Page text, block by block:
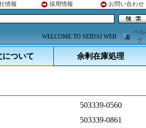
情報 採用情報 お問い合わせ
WELCOME TO SEIDAI WEB
ヘル
プ
について 余剰在庫処理
503339-0560
503339-0861